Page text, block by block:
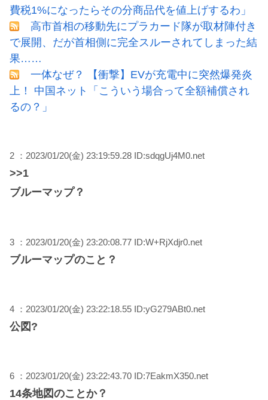
費税1%になったらその分商品代を値上げするわ」
高市首相の移動先にプラカード隊が取材陣付き
で展開、だが首相側に完全スルーされてしまった結
果……
一体なぜ？ 【衝撃】EVが充電中に突然爆発炎
上！ 中国ネット「こういう場合って全額補償され
るの？」
2 ：2023/01/20(金) 23:19:59.28 ID:sdqgUj4M0.net
>>1
ブルーマップ？
3 ：2023/01/20(金) 23:20:08.77 ID:W+RjXdjr0.net
ブルーマップのこと？
4 ：2023/01/20(金) 23:22:18.55 ID:yG279ABt0.net
公図?
6 ：2023/01/20(金) 23:22:43.70 ID:7EakmX350.net
14条地図のことか？